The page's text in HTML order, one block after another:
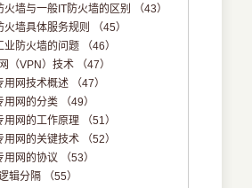
墙与一般IT防火墙的区别 （43）
墙具体服务规则 （45）
防火墙的问题 （46）
VPN）技术 （47）
网技术概述 （47）
网的分类 （49）
网的工作原理 （51）
网的关键技术 （52）
网的协议 （53）
分隔 （55）